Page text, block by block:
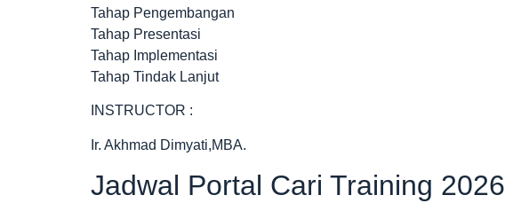
Tahap Pengembangan
Tahap Presentasi
Tahap Implementasi
Tahap Tindak Lanjut
INSTRUCTOR :
Ir. Akhmad Dimyati,MBA.
Jadwal Portal Cari Training 2026